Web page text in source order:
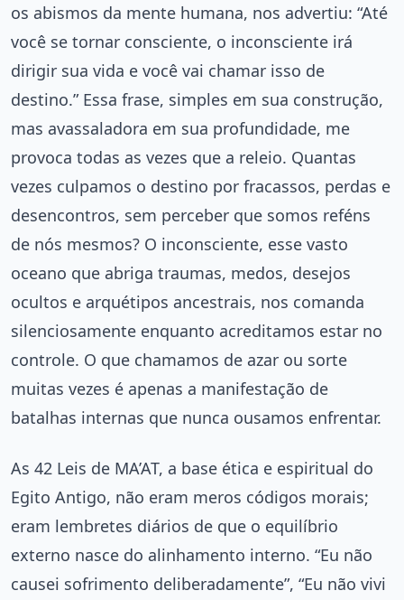
os abismos da mente humana, nos advertiu: “Até
você se tornar consciente, o inconsciente irá
dirigir sua vida e você vai chamar isso de
destino.” Essa frase, simples em sua construção,
mas avassaladora em sua profundidade, me
provoca todas as vezes que a releio. Quantas
vezes culpamos o destino por fracassos, perdas e
desencontros, sem perceber que somos reféns
de nós mesmos? O inconsciente, esse vasto
oceano que abriga traumas, medos, desejos
ocultos e arquétipos ancestrais, nos comanda
silenciosamente enquanto acreditamos estar no
controle. O que chamamos de azar ou sorte
muitas vezes é apenas a manifestação de
batalhas internas que nunca ousamos enfrentar.
As 42 Leis de MA’AT, a base ética e espiritual do
Egito Antigo, não eram meros códigos morais;
eram lembretes diários de que o equilíbrio
externo nasce do alinhamento interno. “Eu não
causei sofrimento deliberadamente”, “Eu não vivi